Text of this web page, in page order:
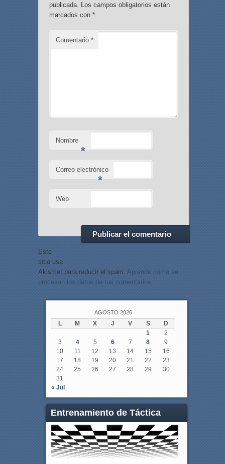
publicada.
Los campos obligatorios están
marcados con *
Comentario *
Nombre
*
Correo electrónico
*
Web
Este
sitio usa
Akismet para reducir el spam. Aprende cómo se
procesan los datos de tus comentarios.
AGOSTO 2026
L M X J V S
D
1
2
3
4 5 6 7 8
9
10
11 12 13 14 15
16
17
18 19 20 21 22
23
24
25 26 27 28 29
30
31
« Jul
Entrenamiento de Táctica